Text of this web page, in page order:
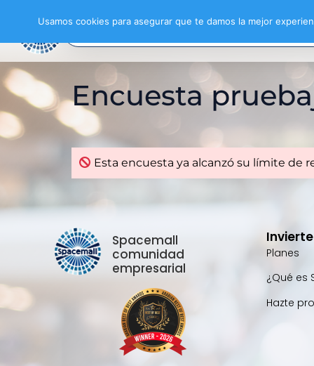
Encuesta
Esta encuesta ya alcanzó su límite de
Spacemall
comunidad
empresarial
Planes
¿Qué es
Hazte
Usamos cookies para asegurar que te damos la mejor